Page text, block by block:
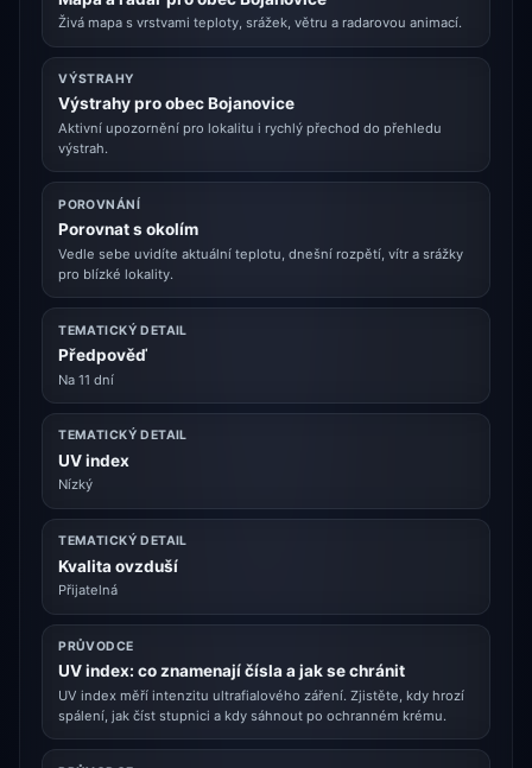
Živá mapa s vrstvami teploty, srážek, větru a radarovou animací.
VÝSTRAHY
Výstrahy pro obec Bojanovice
Aktivní upozornění pro lokalitu i rychlý přechod do přehledu
výstrah.
POROVNÁNÍ
Porovnat s okolím
Vedle sebe uvidíte aktuální teplotu, dnešní rozpětí, vítr a srážky
pro blízké lokality.
TEMATICKÝ DETAIL
Předpověď
Na 11 dní
TEMATICKÝ DETAIL
UV index
Nízký
TEMATICKÝ DETAIL
Kvalita ovzduší
Přijatelná
PRŮVODCE
UV index: co znamenají čísla a jak se chránit
UV index měří intenzitu ultrafialového záření. Zjistěte, kdy hrozí
spálení, jak číst stupnici a kdy sáhnout po ochranném krému.